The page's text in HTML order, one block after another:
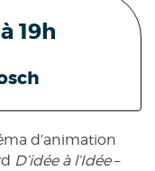
19h
d’animation
D’idée à l’Idée–